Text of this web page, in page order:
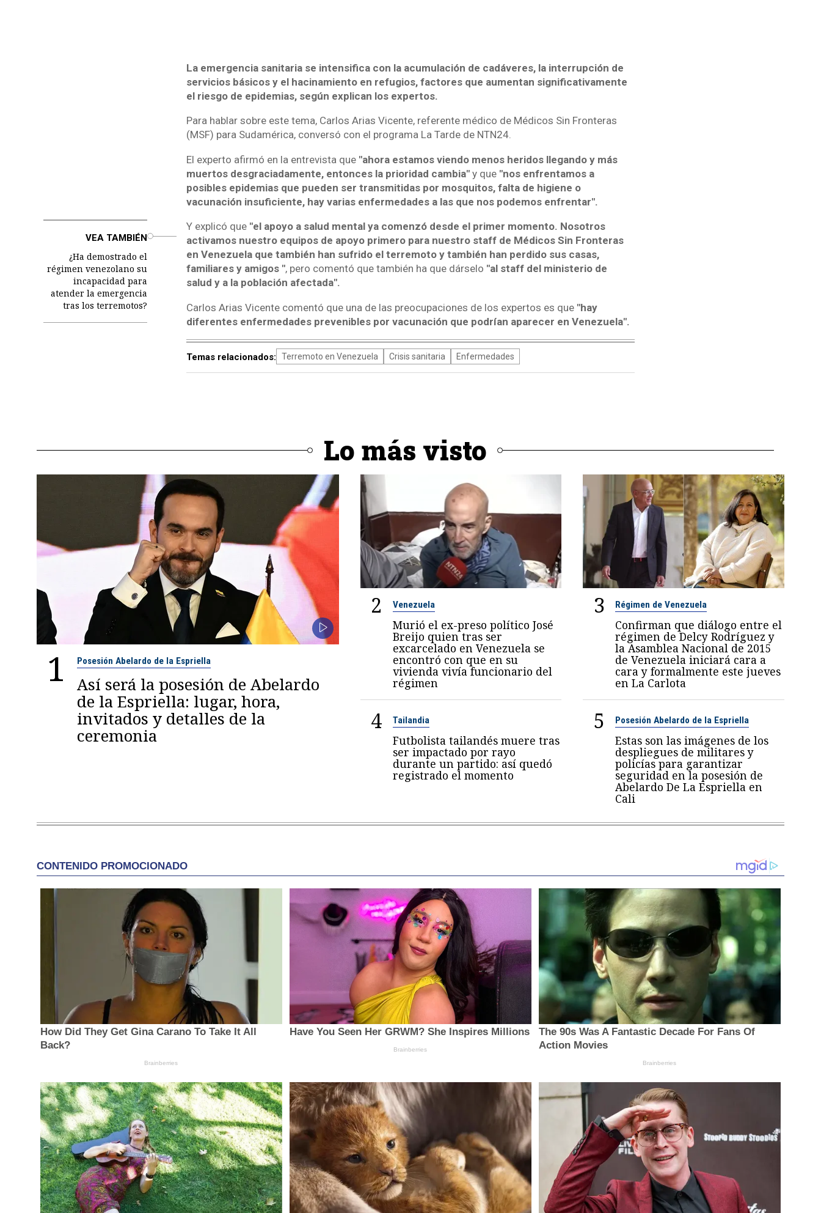
La emergencia sanitaria se intensifica con la acumulación de cadáveres, la interrupción de
servicios básicos y el hacinamiento en refugios, factores que aumentan significativamente
el riesgo de epidemias, según explican los expertos.
Para hablar sobre este tema, Carlos Arias Vicente, referente médico de Médicos Sin Fronteras
(MSF) para Sudamérica, conversó con el programa La Tarde de NTN24.
El experto afirmó en la entrevista que "ahora estamos viendo menos heridos llegando y más
muertos desgraciadamente, entonces la prioridad cambia"y que "nos enfrentamos a
posibles epidemias que pueden ser transmitidas por mosquitos, falta de higiene o
vacunación insuficiente, hay varias enfermedades a las que nos podemos enfrentar".
VEA TAMBIÉN
¿Ha demostrado el
régimen venezolano su
incapacidad para
atender la emergencia
tras los terremotos?
Y explicó que"el apoyo a salud mental ya comenzó desde el primer momento. Nosotros
activamos nuestro equipos de apoyo primero para nuestro staff de Médicos Sin Fronteras
en Venezuela que también han sufrido el terremoto y también han perdido sus casas,
familiares y amigos ", pero comentó que también ha que dárselo "al staff del ministerio de
salud y a la población afectada".
Carlos Arias Vicente comentó que una de las preocupaciones de los expertos es que"hay
diferentes enfermedades prevenibles por vacunación que podrían aparecer en Venezuela".
Temas relacionados: Terremoto en Venezuela Crisis sanitaria Enfermedades
Lo más visto
1 Posesión Abelardo de la Espriella
Así será la posesión de Abelardo
de la Espriella: lugar, hora,
invitados y detalles de la
ceremonia
2 Venezuela
Murió el ex-preso político José
Breijo quien tras ser
excarcelado en Venezuela se
encontró con que en su
vivienda vivía funcionario del
régimen
3 Régimen de Venezuela
Confirman que diálogo entre el
régimen de Delcy Rodríguez y
la Asamblea Nacional de 2015
de Venezuela iniciará cara a
cara y formalmente este jueves
en La Carlota
4 Tailandia
Futbolista tailandés muere tras
ser impactado por rayo
durante un partido: así quedó
registrado el momento
5 Posesión Abelardo de la Espriella
Estas son las imágenes de los
despliegues de militares y
policías para garantizar
seguridad en la posesión de
Abelardo De La Espriella en
Cali